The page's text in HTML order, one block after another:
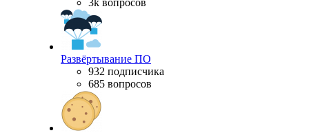
Развёртывание ПО
932 подписчика
685 вопросов